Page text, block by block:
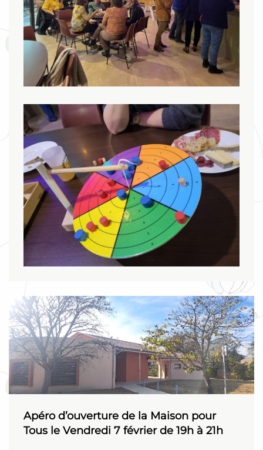
Apéro d’ouverture de la Maison pour
Tous le Vendredi 7 février de 19h à 21h